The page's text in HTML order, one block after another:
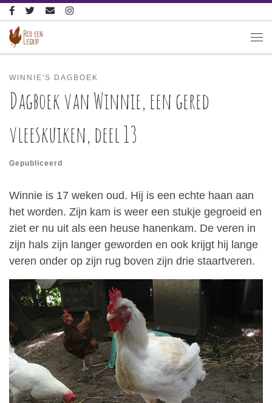
Ga naar inhoud
WINNIE'S DAGBOEK
Dagboek van Winnie, een gered
vleeskuiken, deel 13
Gepubliceerd
Winnie is 17 weken oud. Hij is een echte haan aan
het worden. Zijn kam is weer een stukje gegroeid en
ziet er nu uit als een heuse hanenkam. De veren in
zijn hals zijn langer geworden en ook krijgt hij lange
veren onder op zijn rug boven zijn drie staartveren.